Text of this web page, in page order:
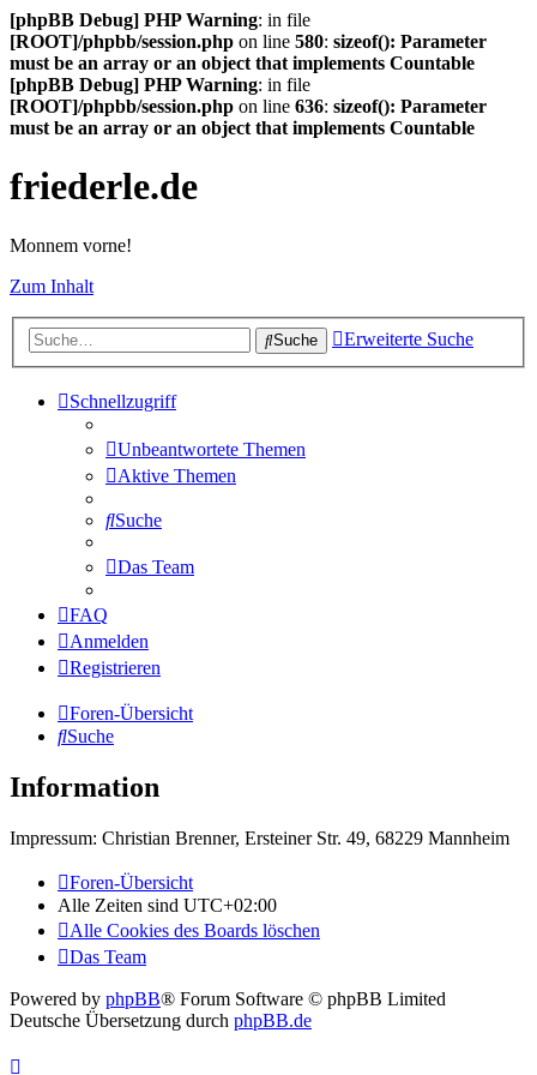
[phpBB Debug] PHP Warning: in file
[ROOT]/phpbb/session.php on line 580: sizeof(): Parameter
must be an array or an object that implements Countable
[phpBB Debug] PHP Warning: in file
[ROOT]/phpbb/session.php on line 636: sizeof(): Parameter
must be an array or an object that implements Countable
friederle.de
Monnem vorne!
Zum Inhalt
Suche Erweiterte Suche
Schnellzugriff
Unbeantwortete Themen
Aktive Themen
Suche
Das Team
FAQ
Anmelden
Registrieren
Foren-Übersicht
Suche
Information
Impressum: Christian Brenner, Ersteiner Str. 49, 68229 Mannheim
Foren-Übersicht
Alle Zeiten sind UTC+02:00
Alle Cookies des Boards löschen
Das Team
Powered by phpBB® Forum Software © phpBB Limited
Deutsche Übersetzung durch phpBB.de